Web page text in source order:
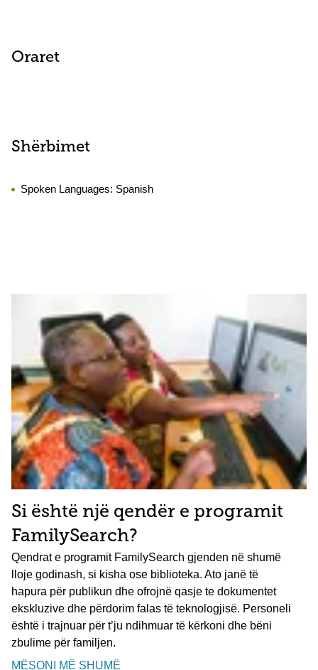
Oraret
Shërbimet
Spoken Languages: Spanish
Si është një qendër e programit
FamilySearch?
Qendrat e programit FamilySearch gjenden në shumë
lloje godinash, si kisha ose biblioteka. Ato janë të
hapura për publikun dhe ofrojnë qasje te dokumentet
ekskluzive dhe përdorim falas të teknologjisë. Personeli
është i trajnuar për t’ju ndihmuar të kërkoni dhe bëni
zbulime për familjen.
MËSONI MË SHUMË